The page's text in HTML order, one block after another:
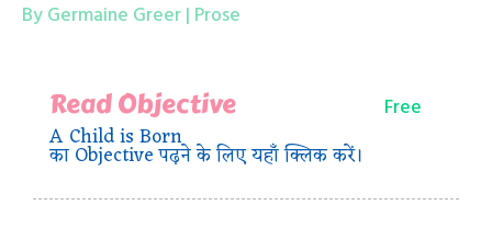
By Germaine Greer | Prose
Read Objective
A Child is Born
का Objective पढ़ने के लिए यहाँ क्लिक करें।
Free